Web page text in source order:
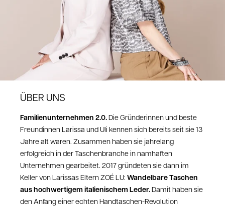
ÜBER UNS
Familienunternehmen 2.0.Die Gründerinnen und beste
Freundinnen Larissa und Uli kennen sich bereits seit sie 13
Jahre alt waren. Zusammen haben sie jahrelang
erfolgreich in der Taschenbranche in namhaften
Unternehmen gearbeitet. 2017 gründeten sie dann im
Keller von Larissas Eltern ZOÉ LU:Wandelbare Taschen
aus hochwertigem italienischem Leder.Damit haben sie
den Anfang einer echten Handtaschen-Revolution